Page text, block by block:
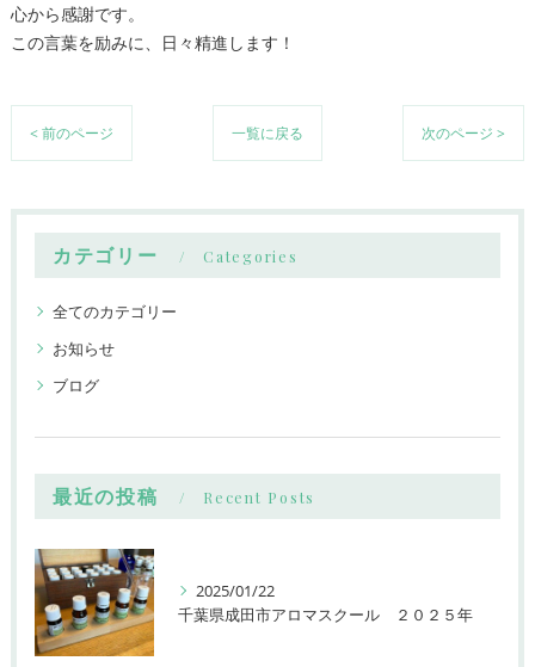
心から感謝です。
この言葉を励みに、日々精進します！
< 前のページ 一覧に戻る 次のページ >
カテゴリー Categories
全てのカテゴリー
お知らせ
ブログ
最近の投稿 Recent Posts
2025/01/22
千葉県成田市アロマスクール ２０２５年